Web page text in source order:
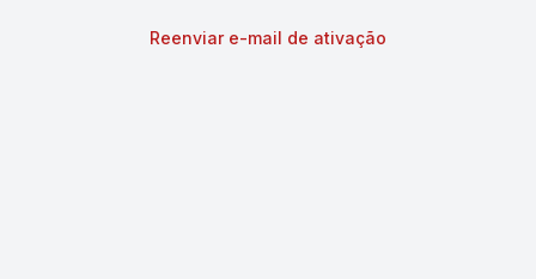
Reenviar e-mail de ativação